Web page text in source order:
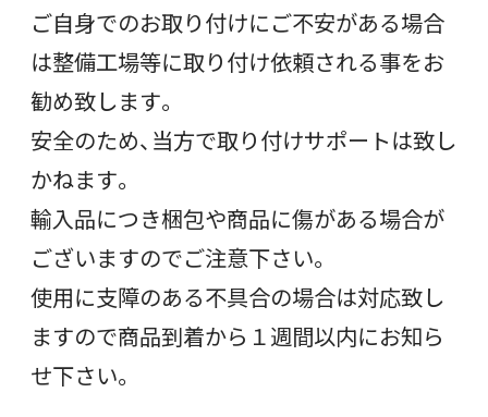
ご自身でのお取り付けにご不安がある場合
は整備工場等に取り付け依頼される事をお
勧め致します。
安全のため、当方で取り付けサポートは致し
かねます。
輸入品につき梱包や商品に傷がある場合が
ございますのでご注意下さい。
使用に支障のある不具合の場合は対応致し
ますので商品到着から１週間以内にお知ら
せ下さい。